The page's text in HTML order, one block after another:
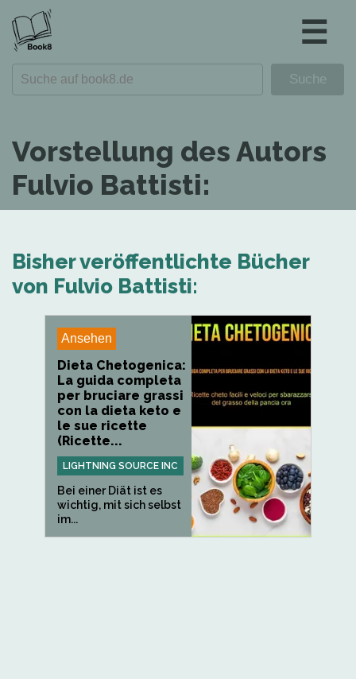
☰
Vorstellung des Autors
Fulvio Battisti:
Bisher veröffentlichte Bücher
von Fulvio Battisti:
Ansehen
Dieta Chetogenica:
La guida completa
per bruciare grassi
con la dieta keto e
le sue ricette
(Ricette...
LIGHTNING SOURCE INC
Bei einer Diät ist es
wichtig, mit sich selbst
im...